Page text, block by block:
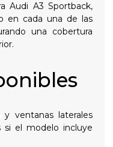
Audi A3 Sportback,
en cada una de las
una cobertura
ventanas laterales
si el modelo incluye